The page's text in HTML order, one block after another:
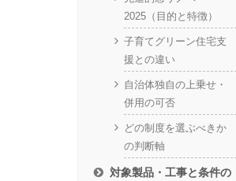
2025（目的と特徴）
子育てグリーン住宅支
援との違い
自治体独自の上乗せ・
併用の可否
どの制度を選ぶべきか
の判断軸
対象製品・工事と条件の